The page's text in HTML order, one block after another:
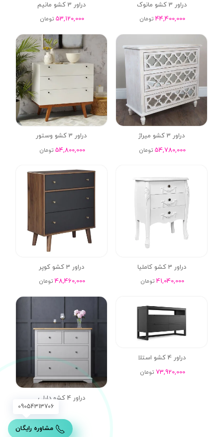
مشاوره رایگان
09054313706
دراور 3 کشو مانوک
44,400,000 تومان
دراور 3 کشو مانیم
53,120,000 تومان
دراور 3 کشو میراژ
54,780,000 تومان
دراور 3 کشو وستور
54,800,000 تومان
دراور 3 کشو کاملیا
41,040,000 تومان
دراور 3 کشو کوپر
48,460,000 تومان
دراور 4 کشو استلا
73,920,000 تومان
دراور 4 کشو دارلی